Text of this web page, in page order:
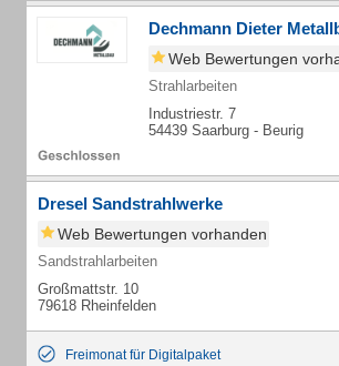
Dechmann Dieter
Web Bewertungen
Strahlarbeiten
Industriestr. 7
54439 Saarburg - Beurig
Dresel Sandstrahlwerke
Web Bewertungen vorhanden
Sandstrahlarbeiten
Großmattstr. 10
79618 Rheinfelden
Freimonat für Digitalpaket